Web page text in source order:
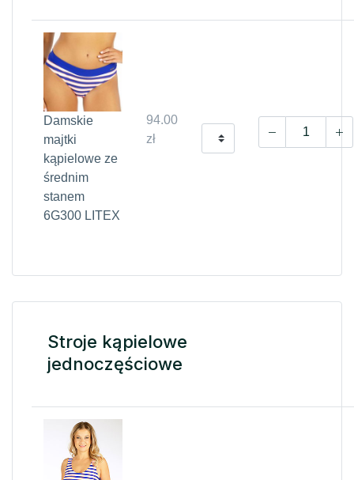
Damskie
majtki
kąpielowe ze
średnim
stanem
6G300 LITEX
94.00
zł
Stroje kąpielowe
jednoczęściowe